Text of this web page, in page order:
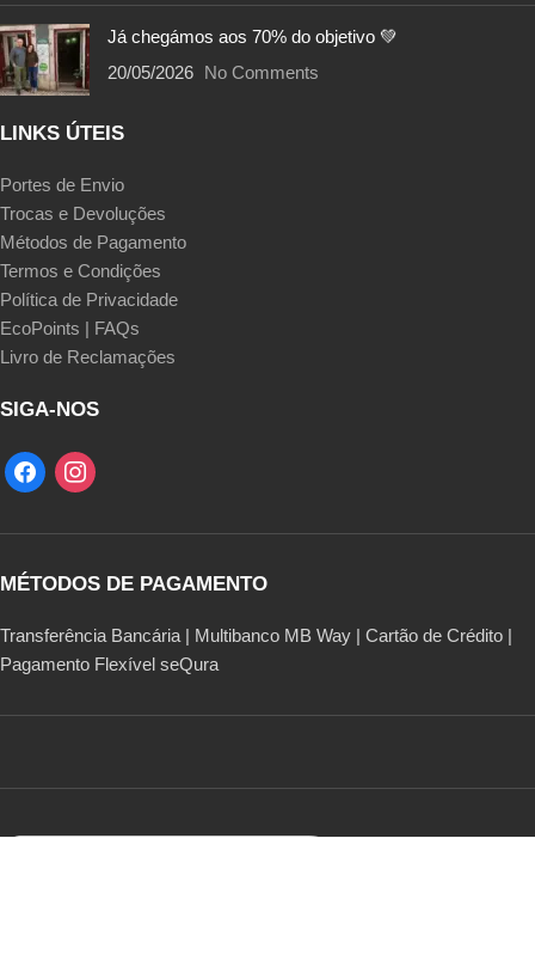
Já chegámos aos 70% do objetivo 💚
20/05/2026 No Comments
LINKS ÚTEIS
Portes de Envio
Trocas e Devoluções
Métodos de Pagamento
Termos e Condições
Política de Privacidade
EcoPoints | FAQs
Livro de Reclamações
SIGA-NOS
MÉTODOS DE PAGAMENTO
Transferência Bancária | Multibanco MB Way | Cartão de Crédito |
Pagamento Flexível seQura